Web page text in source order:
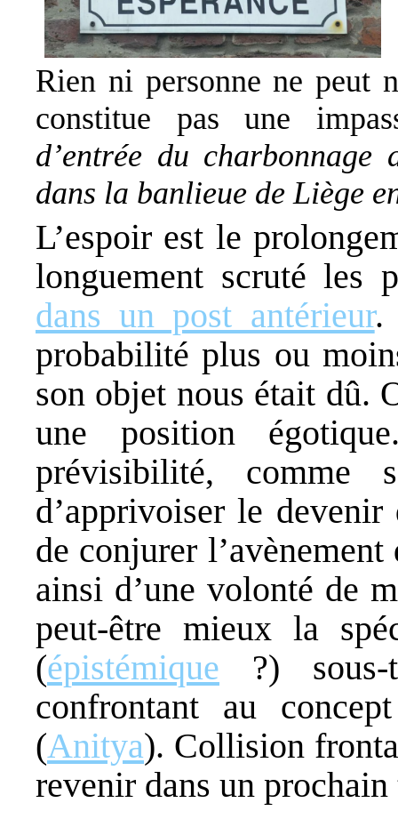
Rien ni personne ne peut
constitue pas une
d’entrée du charbonnage
dans la banlieue de Liège
L’espoir est le
longuement scruté les
dans un post antérieur.
probabilité plus ou
son objet nous était dû.
une position
prévisibilité,
d’apprivoiser le
de conjurer
ainsi d’une volonté de
peut-être mieux la
(épistémique ?) sous-
confrontant au
(Anitya). Collision
revenir dans un